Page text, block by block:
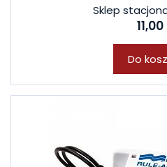
Sklep
11,00
Do